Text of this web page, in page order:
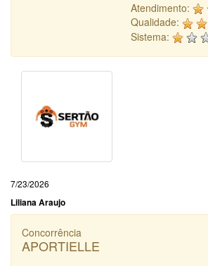
Atendimento:
Qualidade:
Sistema:
7/23/2026
Liliana Araujo
Concorrência
APORTIELLE